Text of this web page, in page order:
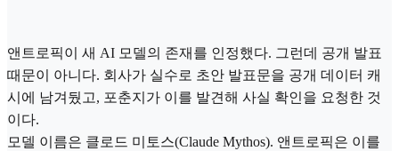
앤트로픽이 새 AI 모델의 존재를 인정했다. 그런데 공개 발표
때문이 아니다. 회사가 실수로 초안 발표문을 공개 데이터 캐
시에 남겨뒀고, 포춘지가 이를 발견해 사실 확인을 요청한 것
이다.
모델 이름은 클로드 미토스(Claude Mythos). 앤트로픽은 이를